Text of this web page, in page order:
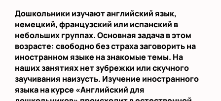
Дошкольники изучают английский язык,
немецкий, французский или испанский в
небольших группах. Основная задача в этом
возрасте: свободно без страха заговорить на
иностранном языке на знакомые темы. На
наших занятиях нет зубрежки или скучного
заучивания наизусть. Изучение иностранного
языка на курсе «Английский для